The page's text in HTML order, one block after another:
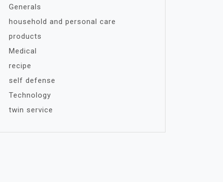
Generals
household and personal care
products
Medical
recipe
self defense
Technology
twin service